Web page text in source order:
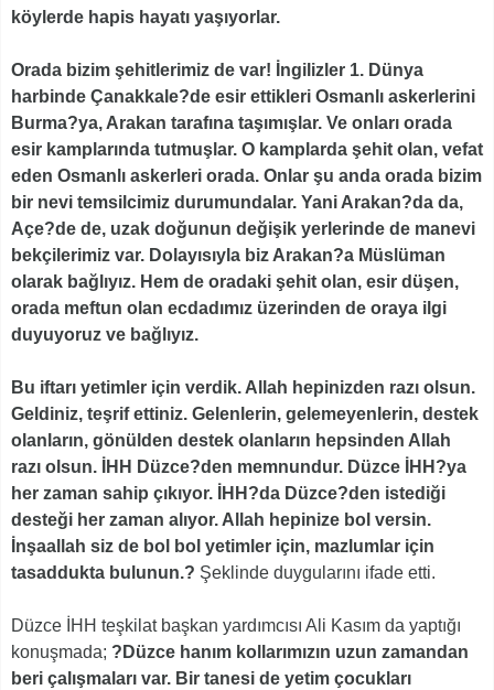
köylerde hapis hayatı yaşıyorlar.
Orada bizim şehitlerimiz de var! İngilizler 1. Dünya
harbinde Çanakkale?de esir ettikleri Osmanlı askerlerini
Burma?ya, Arakan tarafına taşımışlar. Ve onları orada
esir kamplarında tutmuşlar. O kamplarda şehit olan, vefat
eden Osmanlı askerleri orada. Onlar şu anda orada bizim
bir nevi temsilcimiz durumundalar. Yani Arakan?da da,
Açe?de de, uzak doğunun değişik yerlerinde de manevi
bekçilerimiz var. Dolayısıyla biz Arakan?a Müslüman
olarak bağlıyız. Hem de oradaki şehit olan, esir düşen,
orada meftun olan ecdadımız üzerinden de oraya ilgi
duyuyoruz ve bağlıyız.
Bu iftarı yetimler için verdik. Allah hepinizden razı olsun.
Geldiniz, teşrif ettiniz. Gelenlerin, gelemeyenlerin, destek
olanların, gönülden destek olanların hepsinden Allah
razı olsun. İHH Düzce?den memnundur. Düzce İHH?ya
her zaman sahip çıkıyor. İHH?da Düzce?den istediği
desteği her zaman alıyor. Allah hepinize bol versin.
İnşaallah siz de bol bol yetimler için, mazlumlar için
tasaddukta bulunun.? Şeklinde duygularını ifade etti.
Düzce İHH teşkilat başkan yardımcısı Ali Kasım da yaptığı
konuşmada; ?Düzce hanım kollarımızın uzun zamandan
beri çalışmaları var. Bir tanesi de yetim çocukları